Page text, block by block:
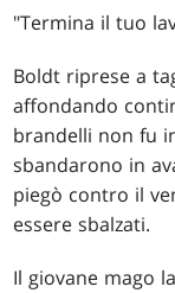
"Termina il tuo
Boldt riprese a
affondando
brandelli non fu
sbandarono in
piegò contro il
essere sbalzati.
Il giovane mago